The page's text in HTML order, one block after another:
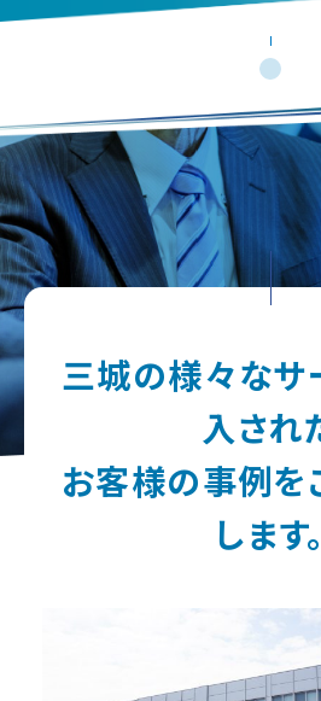
三城の様々なサ
入され
お客様の事例を
します。